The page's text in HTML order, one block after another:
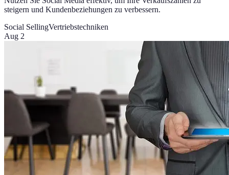
steigern und Kundenbeziehungen zu verbessern.
Social SellingVertriebstechniken
Aug 2